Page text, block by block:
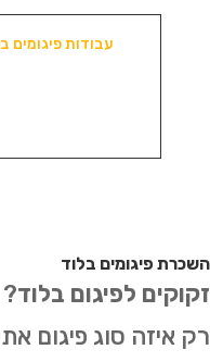
עבודות פיגומים
השכרת פיגומים בלוד
זקוקים לפיגום בלוד
רק איזה סוג פיגום